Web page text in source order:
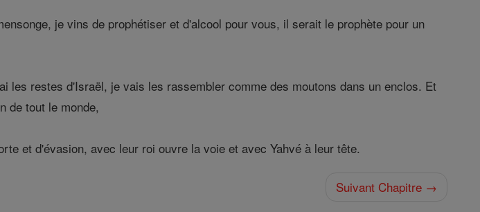
je vins de prophétiser et d'alcool pour vous, il serait le prophète pour un
les restes d'Israël, je vais les rassembler comme des moutons dans un enclos. Et
de tout le monde,
et d'évasion, avec leur roi ouvre la voie et avec Yahvé à leur tête.
Suivant Chapitre →